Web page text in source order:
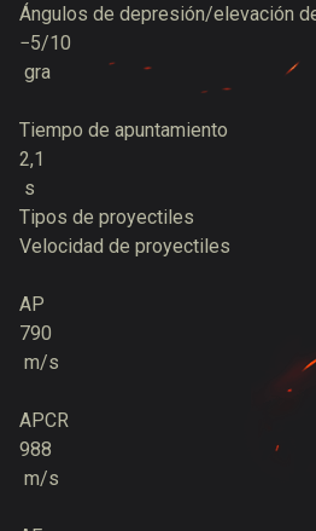
Ángulos de depresión/elevación
−5/10
gra
Tiempo de apuntamiento
2,1
s
Tipos de proyectiles
Velocidad de proyectiles
AP
790
m/s
APCR
988
m/s